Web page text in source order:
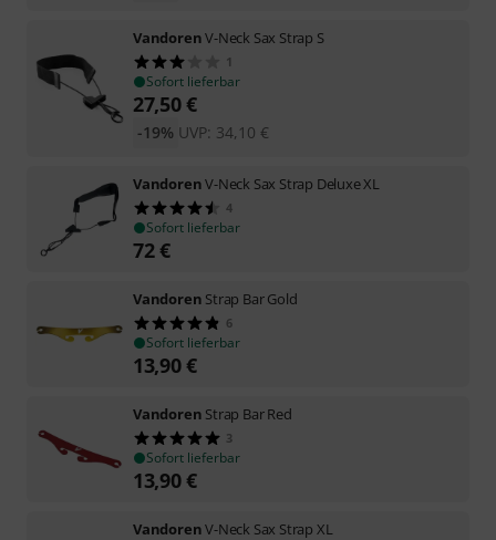
VandorenV-Neck Sax Strap S
1
Sofort lieferbar
27,50€
UVP: 34,10 €
-19%
VandorenV-Neck Sax Strap Deluxe XL
4
Sofort lieferbar
72€
Vandoren Strap Bar Gold
6
Sofort lieferbar
13,90€
Vandoren Strap Bar Red
3
Sofort lieferbar
13,90€
VandorenV-Neck Sax Strap XL